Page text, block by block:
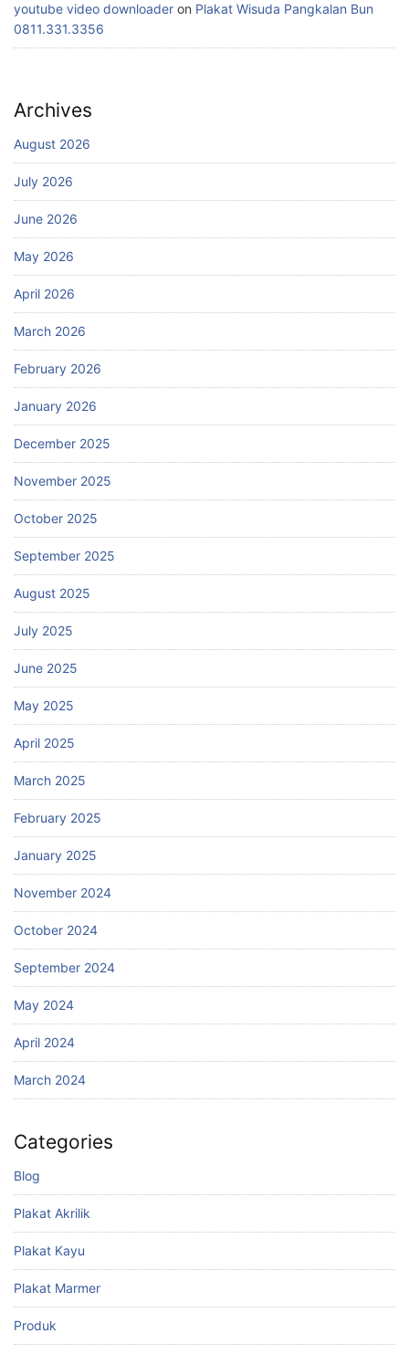
youtube video downloader on Plakat Wisuda Pangkalan Bun
0811.331.3356
Archives
August 2026
July 2026
June 2026
May 2026
April 2026
March 2026
February 2026
January 2026
December 2025
November 2025
October 2025
September 2025
August 2025
July 2025
June 2025
May 2025
April 2025
March 2025
February 2025
January 2025
November 2024
October 2024
September 2024
May 2024
April 2024
March 2024
Categories
Blog
Plakat Akrilik
Plakat Kayu
Plakat Marmer
Produk